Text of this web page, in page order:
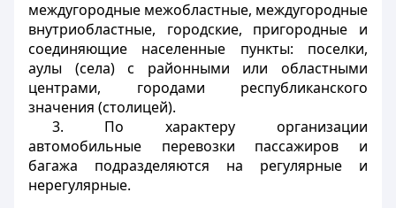
междугородные межобластные, междугородные
внутриобластные, городские, пригородные и
соединяющие населенные пункты: поселки,
аулы (села) с районными или областными
центрами, городами республиканского
значения (столицей).
3. По характеру организации
автомобильные перевозки пассажиров и
багажа подразделяются на регулярные и
нерегулярные.